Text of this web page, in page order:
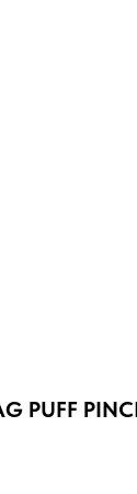
PUFF